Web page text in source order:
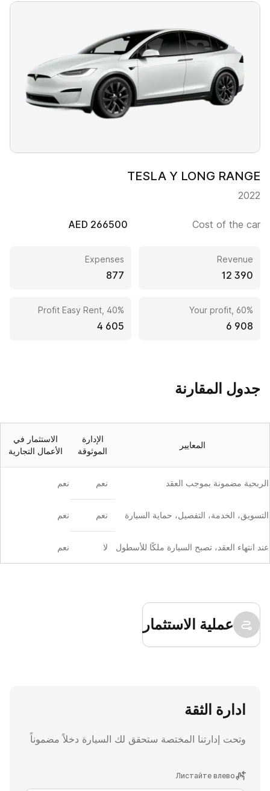
TESLA Y LONG RANGE
2022
Cost of the car
266500 AED
Revenue
12 390
Expenses
877
Your profit, 60%
6 908
Profit Easy Rent, 40%
4 605
جدول المقارنة
المعايير
الإدارة
الموثوقة
الاستثمار في
الأعمال التجارية
الربحية مضمونة بموجب العقد نعم نعم
التسويق، الخدمة، التفصيل، حماية السيارة نعم نعم
عند انتهاء العقد، تصبح السيارة ملكًا للأسطول لا نعم
عملية الاستثمار
ادارة الثقة
وتحت إدارتنا المختصة ستحقق لك السيارة دخلاً مضموناً
Листайте влево